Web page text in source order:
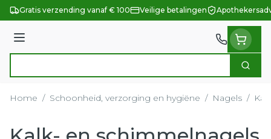
Ga naar de inhoud
Gratis verzending vanaf € 100 Veilige betalingen
Menu
Zoek
Home / Schoonheid, verzorging en hygiëne / Nagels /